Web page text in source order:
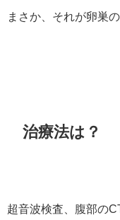
まさか、それが卵巣
治療法は？
超音波検査、腹部の